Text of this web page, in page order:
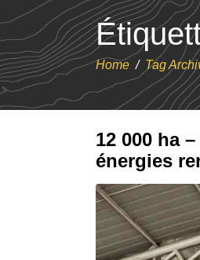
Home Tag
12 000 ha
énergies